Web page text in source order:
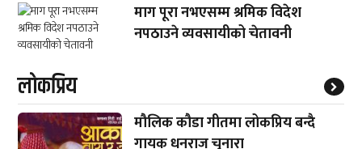
माग पूरा नभएसम्म श्रमिक विदेश
नपठाउने व्यवसायीको चेतावनी
लाेकप्रिय
मौलिक कौडा गीतमा लोकप्रिय बन्दै